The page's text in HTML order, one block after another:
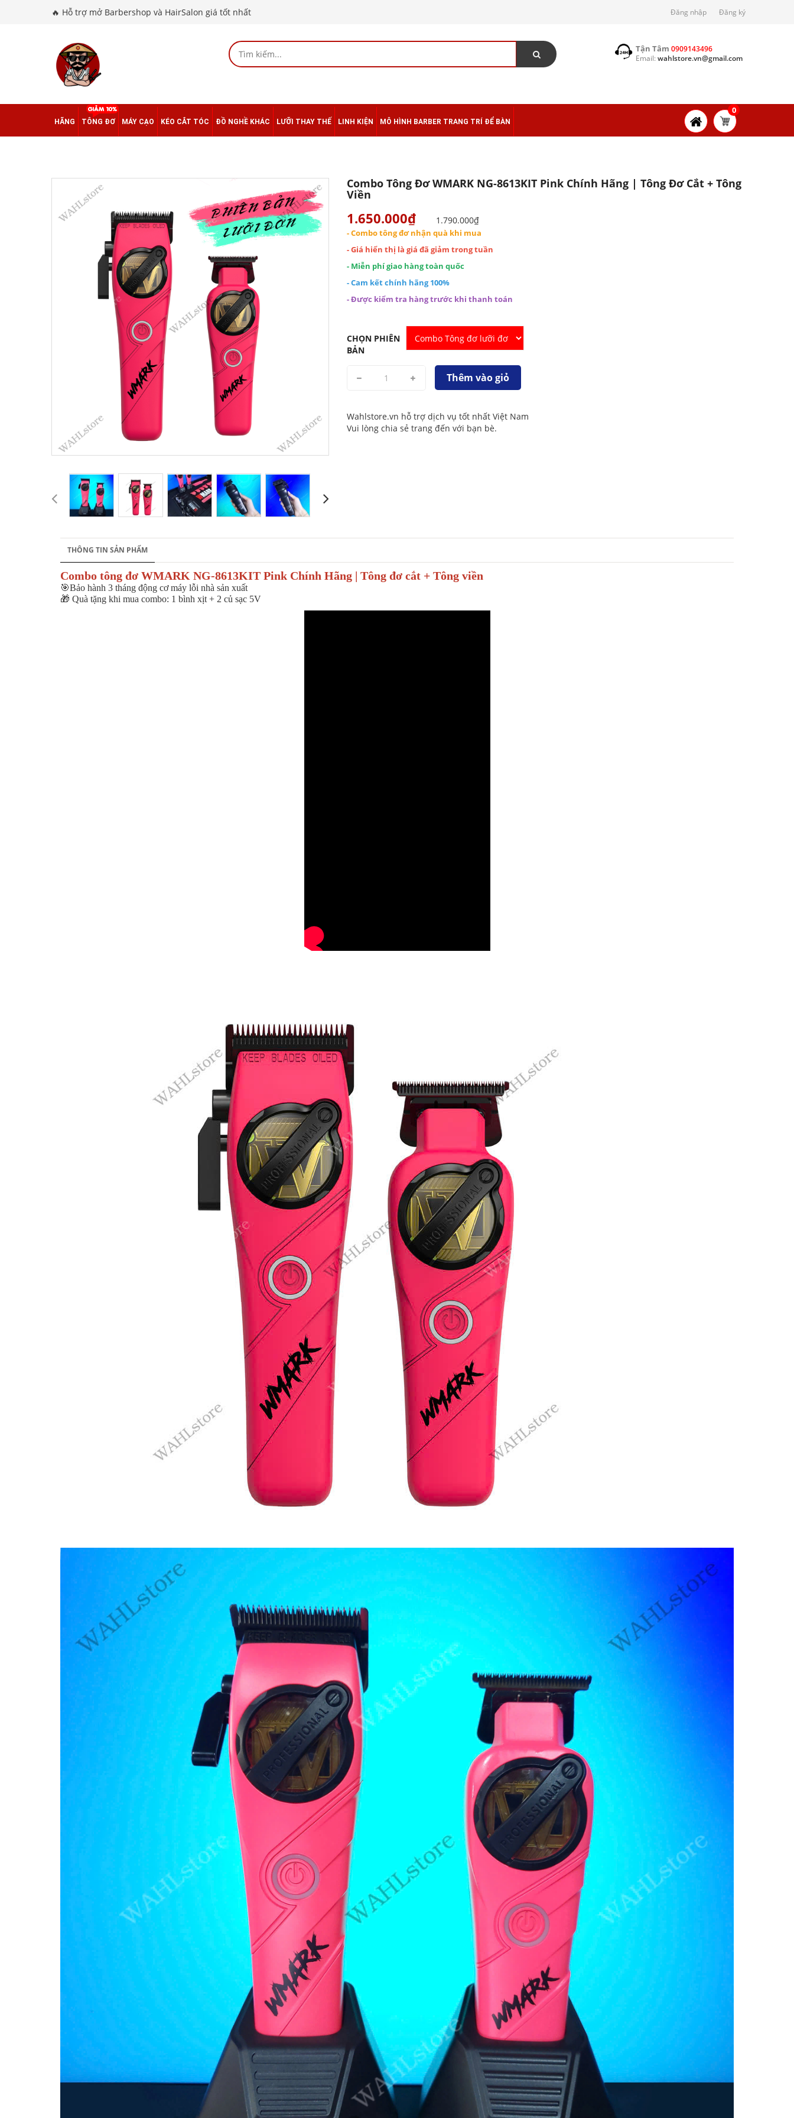
🔥 Hỗ trợ mở Barbershop và HairSalon giá tốt nhất Đăng nhập Đăng ký
Tận Tâm 0909143496
Email: wahlstore.vn@gmail.com
HÃNG TÔNG ĐƠ MÁY CẠO KÉO CẮT TÓC ĐỒ NGHỀ KHÁC LƯỠI THAY THẾ LINH KIỆN MÔ HÌNH BARBER TRANG TRÍ ĐỂ BÀN
0
Combo Tông Đơ WMARK NG-8613KIT Pink Chính Hãng | Tông Đơ Cắt + Tông
Viền
1.650.000₫ 1.790.000₫
- Combo tông đơ nhận quà khi mua
- Giá hiển thị là giá đã giảm trong tuần
- Miễn phí giao hàng toàn quốc
- Cam kết chính hãng 100%
- Được kiểm tra hàng trước khi thanh toán
CHỌN PHIÊN
BẢN
Thêm vào giỏ
Wahlstore.vn hỗ trợ dịch vụ tốt nhất Việt Nam
Vui lòng chia sẻ trang đến với bạn bè.
THÔNG TIN SẢN PHẨM
Combo tông đơ WMARK NG-8613KIT Pink Chính Hãng | Tông đơ cắt + Tông viền
🎯Bảo hành 3 tháng động cơ máy lỗi nhà sản xuất
🎁 Quà tặng khi mua combo: 1 bình xịt + 2 củ sạc 5V